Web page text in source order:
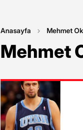
Anasayfa Mehmet
Mehmet